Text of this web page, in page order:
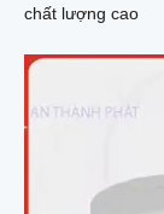
chất lượng cao